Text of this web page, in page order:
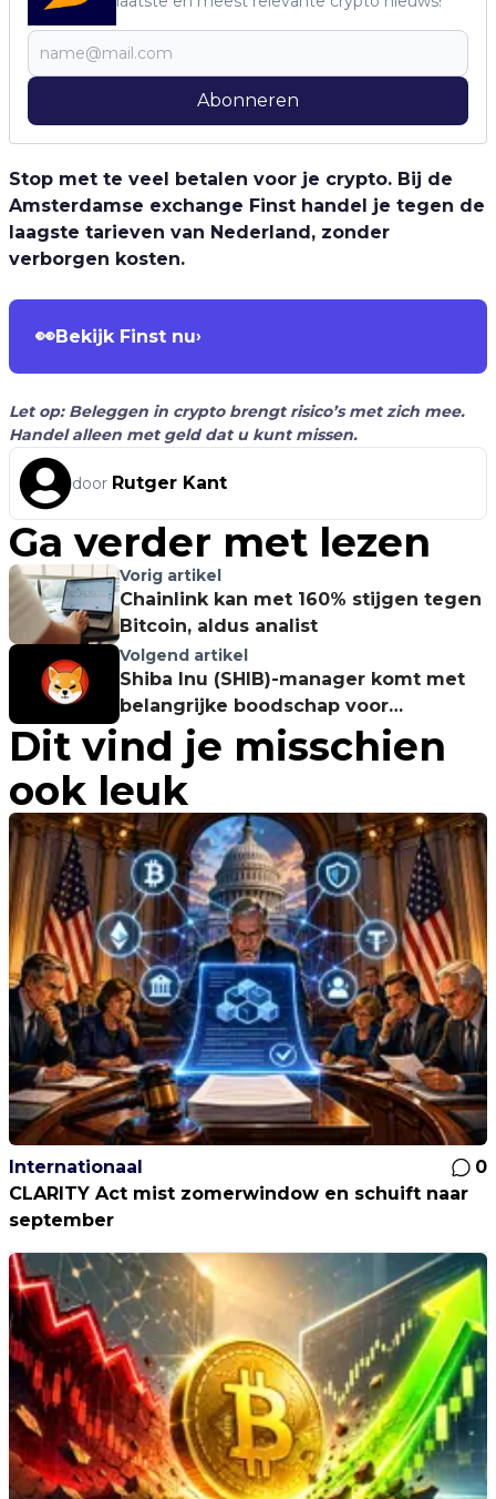
Abonneren
Stop met te veel betalen voor je crypto. Bij de
Amsterdamse exchange Finst handel je tegen de
laagste tarieven van Nederland, zonder
verborgen kosten.
👀Bekijk Finst nu›
Let op: Beleggen in crypto brengt risico’s met zich mee.
Handel alleen met geld dat u kunt missen.
door Rutger Kant
Ga verder met lezen
Vorig artikel
Chainlink kan met 160% stijgen tegen
Bitcoin, aldus analist
Volgend artikel
Shiba Inu (SHIB)-manager komt met
belangrijke boodschap voor
gemeenschap
Dit vind je misschien
ook leuk
Internationaal
0
CLARITY Act mist zomerwindow en schuift naar
september